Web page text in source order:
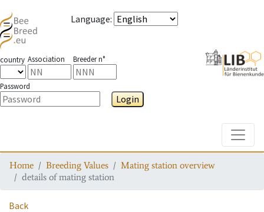
Language:
country Association Breeder n°
Password
Login
Home Breeding Values
Mating station overview
details of mating station
Back